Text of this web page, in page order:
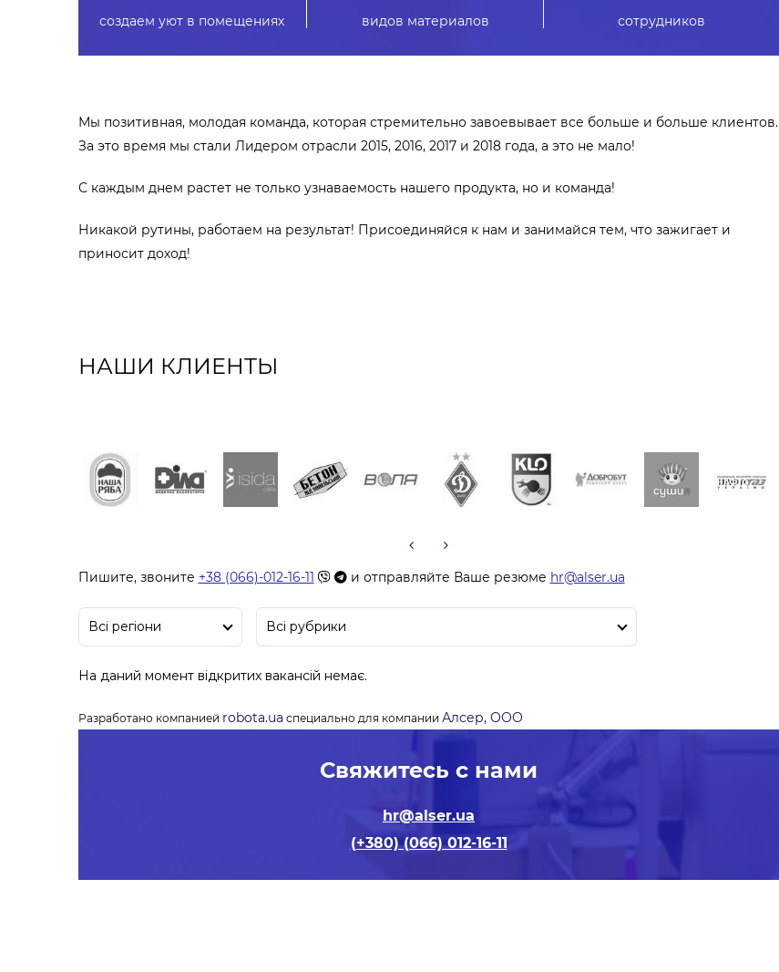
создаем уют в помещениях видов материалов сотрудников
Мы позитивная, молодая команда, которая стремительно завоевывает все больше и больше клиентов.
За это время мы стали Лидером отрасли 2015, 2016, 2017 и 2018 года, а это не мало!
С каждым днем растет не только узнаваемость нашего продукта, но и команда!
Никакой рутины, работаем на результат! Присоединяйся к нам и занимайся тем, что зажигает и
приносит доход!
НАШИ КЛИЕНТЫ
Пишите, звоните +38 (066)-012-16-11 и отправляйте Ваше резюме hr@alser.ua
Разработано компанией robota.ua специально для компании Алсер, ООО
Свяжитесь с нами
hr@alser.ua
(+380) (066) 012-16-11